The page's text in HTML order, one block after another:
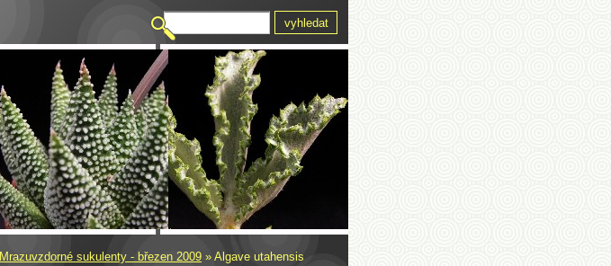
Mrazuvzdorné sukulenty - březen 2009 » Algave utahensis